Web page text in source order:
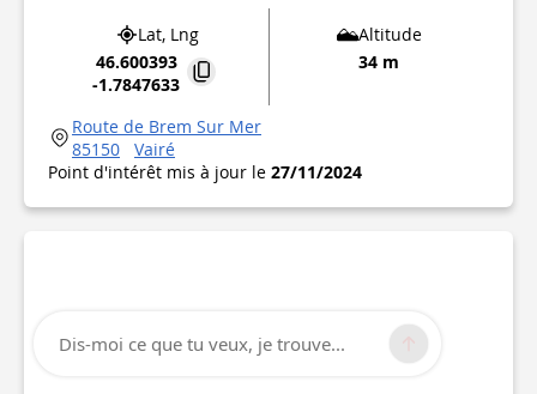
Lat, Lng
46.600393
-1.7847633
Altitude
34 m
Route de Brem Sur Mer
85150
Vairé
Point d'intérêt mis à jour le 27/11/2024
Dis-moi ce que tu veux, je trouve...